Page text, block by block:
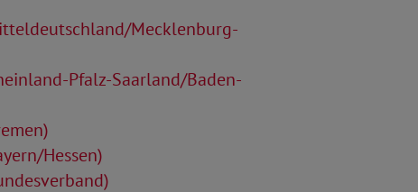
Mecklenburg-
Pfalz-Saarland/Baden-
Hessen)